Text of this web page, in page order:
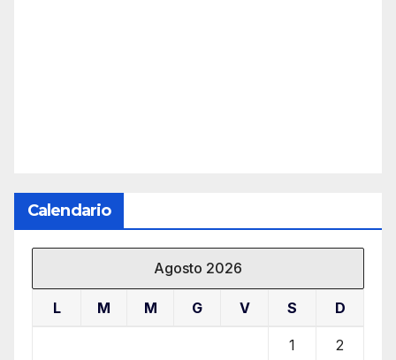
Calendario
Agosto 2026
L M M G V S D
1 2